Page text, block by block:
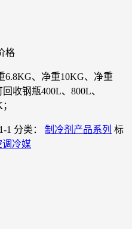
格
6.8KG、净重10KG、净重
收钢瓶400L、800L、
1 分类： 制冷剂产品系列 标
调冷媒